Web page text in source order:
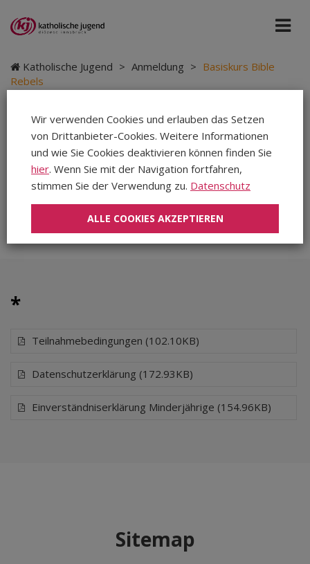
Katholische Jugend > Anmeldung > Basiskurs Bible
Rebels
• • • • •
online form .
*
Teilnahmebedingungen (102.10KB)
Datenschutzerklärung (172.93KB)
Einverständniserklärung Minderjährige (154.96KB)
Sitemap
Wir verwenden Cookies und erlauben das Setzen
von Drittanbieter-Cookies. Weitere Informationen
und wie Sie Cookies deaktivieren können finden Sie
hier. Wenn Sie mit der Navigation fortfahren,
stimmen Sie der Verwendung zu. Datenschutz
ALLE COOKIES AKZEPTIEREN